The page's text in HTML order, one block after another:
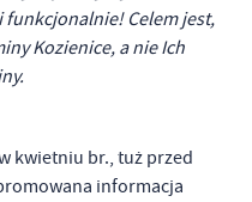
funkcjonalnie! Celem jest,
Kozienice, a nie Ich
kwietniu br., tuż przed
informacja